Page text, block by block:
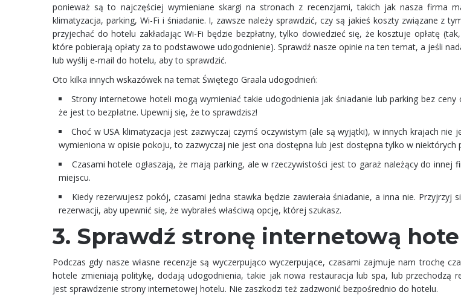
ponieważ są to najczęściej wymieniane skargi na stronach z recenzjami, takich jak nasza firma
klimatyzacja, parking, Wi-Fi i śniadanie. I, zawsze należy sprawdzić, czy są jakieś koszty związane z
przyjechać do hotelu zakładając Wi-Fi będzie bezpłatny, tylko dowiedzieć się, że kosztuje opłatę
które pobierają opłaty za to podstawowe udogodnienie). Sprawdź nasze opinie na ten temat, a jeśli
lub wyślij e-mail do hotelu, aby to sprawdzić.
Oto kilka innych wskazówek na temat Świętego Graala udogodnień:
Strony internetowe hoteli mogą wymieniać takie udogodnienia jak śniadanie lub parking bez ceny
że jest to bezpłatne. Upewnij się, że to sprawdzisz!
Choć w USA klimatyzacja jest zazwyczaj czymś oczywistym (ale są wyjątki), w innych krajach nie
wymieniona w opisie pokoju, to zazwyczaj nie jest ona dostępna lub jest dostępna tylko w niektórych
Czasami hotele ogłaszają, że mają parking, ale w rzeczywistości jest to garaż należący do innej
miejscu.
Kiedy rezerwujesz pokój, czasami jedna stawka będzie zawierała śniadanie, a inna nie. Przyjrzyj
rezerwacji, aby upewnić się, że wybrałeś właściwą opcję, której szukasz.
3. Sprawdź stronę internetową
Podczas gdy nasze własne recenzje są wyczerpująco wyczerpujące, czasami zajmuje nam trochę
hotele zmieniają politykę, dodają udogodnienia, takie jak nowa restauracja lub spa, lub przechodzą
jest sprawdzenie strony internetowej hotelu. Nie zaszkodzi też zadzwonić bezpośrednio do hotelu.